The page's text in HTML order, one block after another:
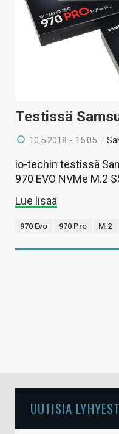
Testissä
10.5.2018 - 15:05 /
io-techin testissä
970 EVO NVMe M.2
Lue lisää
970 Evo 970 Pro M.2
UUTISIA